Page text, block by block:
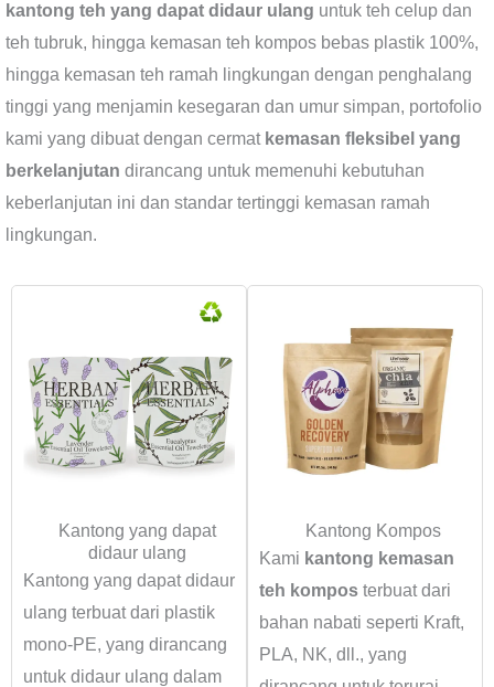
kantong teh yang dapat didaur ulang untuk teh celup dan
teh tubruk, hingga kemasan teh kompos bebas plastik 100%,
hingga kemasan teh ramah lingkungan dengan penghalang
tinggi yang menjamin kesegaran dan umur simpan, portofolio
kami yang dibuat dengan cermat kemasan fleksibel yang
berkelanjutan dirancang untuk memenuhi kebutuhan
keberlanjutan ini dan standar tertinggi kemasan ramah
lingkungan.
Kantong yang dapat
didaur ulang
Kantong yang dapat didaur
ulang terbuat dari plastik
mono-PE, yang dirancang
untuk didaur ulang dalam
Kantong Kompos
Kami kantong kemasan
teh kompos terbuat dari
bahan nabati seperti Kraft,
PLA, NK, dll., yang